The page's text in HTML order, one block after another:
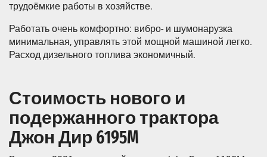
трудоёмкие работы в хозяйстве.
Работать очень комфортно: вибро- и шумонарузка
минимальная, управлять этой мощной машиной легко.
Расход дизельного топлива экономичный.
Стоимость нового и
подержанного трактора
Джон Дир 6195M